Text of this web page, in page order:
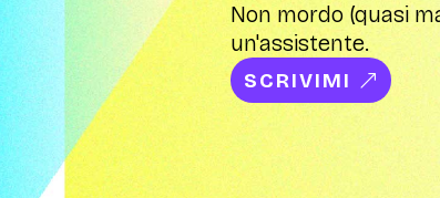
Non mordo (quasi
un'assistente.
SCRIVIMI